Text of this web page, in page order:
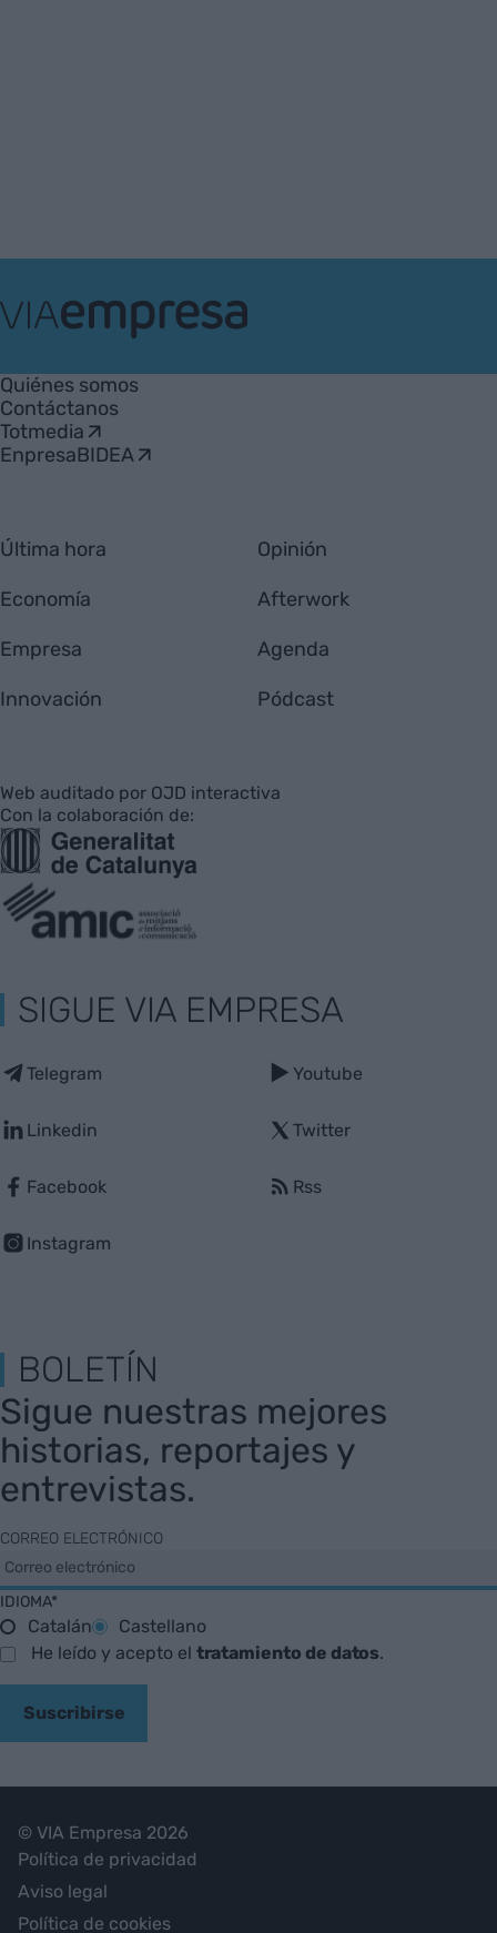
Empresa
Quiénes somos
Contáctanos
Totmedia
EnpresaBIDEA
Última hora
Economía
Empresa
Innovación
Opinión
Afterwork
Agenda
Pódcast
Web auditado por OJD interactiva
Con la colaboración de:
SIGUE VIA EMPRESA
Telegram
Linkedin
Facebook
Instagram
Youtube
Twitter
Rss
BOLETÍN
Sigue nuestras mejores
historias, reportajes y
entrevistas.
CORREO ELECTRÓNICO
IDIOMA*
Catalán
Castellano
He leído y acepto el tratamiento de datos.
Suscribirse
© VIA Empresa 2026
Política de privacidad
Aviso legal
Política de cookies